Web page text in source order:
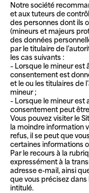
Notre société
et aux tuteurs de
des personnes dont ils
(mineurs et majeurs
des données
par le titulaire de
les cas suivants :
– Lorsque le mineur est
consentement est
et le ou les titulaires de
mineur ;
– Lorsque le mineur est
consentement peut
Vous pouvez visiter le
la moindre information
refus, il se peut que
certaines informations
Par le recours à la
expressément à la
adresse e-mail, ainsi
que vous précisez
intitulé.